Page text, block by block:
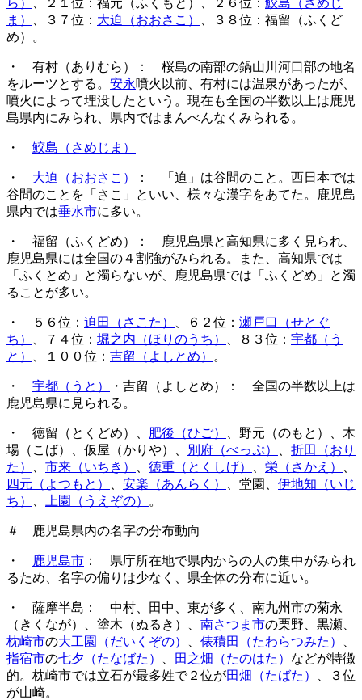
ら） 、２１位：福元（ふくもと）、２６位： 鮫島（さめじ
ま）
、３７位： 大迫（おおさこ）
、３８位：福留（ふくど
め）。
・ 有村（ありむら）： 桜島の南部の鍋山川河口部の地名
をルーツとする。 安永噴火以前、有村には温泉があったが、
噴火によって埋没したという。現在も全国の半数以上は鹿児
島県内にみられ、県内ではまんべんなくみられる。
・ 鮫島（さめじま）
・ 大迫（おおさこ）
： 「迫」は谷間のこと。西日本では
谷間のことを「さこ」といい、様々な漢字をあてた。鹿児島
県内では垂水市に多い。
・ 福留（ふくどめ）： 鹿児島県と高知県に多く見られ、
鹿児島県には全国の４割強がみられる。また、高知県では
「ふくとめ」と濁らないが、鹿児島県では「ふくどめ」と濁
ることが多い。
・ ５６位： 迫田（さこた） 、６２位： 瀬戸口（せとぐ
ち）
、７４位： 堀之内（ほりのうち） 、８３位： 宇都（う
と）
、１００位： 吉留（よしとめ） 。
・ 宇都（うと）
・吉留（よしとめ）： 全国の半数以上は
鹿児島県に見られる。
・ 徳留（とくどめ）、 肥後（ひご）
、野元（のもと）、木
場（こば）、仮屋（かりや）、
別府（べっぷ）
折田（おり
た）
市来（いちき） 徳重（とくしげ） 栄（さかえ）
四元（よつもと）
安楽（あんらく） 、堂園、 伊地知（いじ
ち）
上園（うえぞの） 。
＃ 鹿児島県内の名字の分布動向
・ 鹿児島市 ： 県庁所在地で県内からの人の集中がみられ
るため、名字の偏りは少なく、県全体の分布に近い。
・ 薩摩半島： 中村、田中、東が多く、南九州市の菊永
（きくなが）、塗木（ぬるき）、 南さつま市の栗野、黒瀬、
枕崎市の大工園（だいくぞの） 俵積田（たわらつみた）
指宿市の七夕（たなばた） 田之畑（たのはた） などが特徴
的。枕崎市では立石が最多姓で２位が田畑（たばた）
、３位
が山崎。